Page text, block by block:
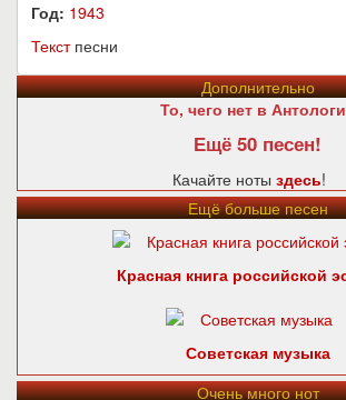
Год: 1943
Текстпесни
Дополнительно
То, чего нет в
Ещё 50 песен!
Качайте ноты здесь!
Ещё больше песен
Красная книга российской
Советская музыка
Очень много нот